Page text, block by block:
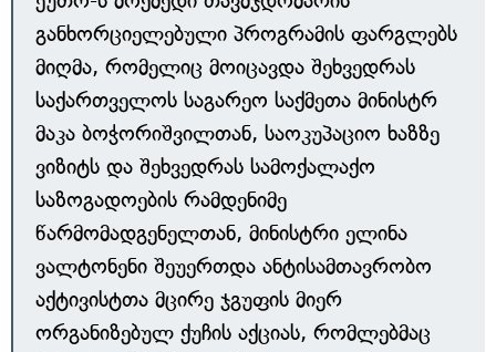
განხორციელებული პროგრამის ფარგლებს
მიღმა, რომელიც მოიცავდა შეხვედრას
საქართველოს საგარეო საქმეთა მინისტრ
მაკა ბოჭორიშვილთან, საოკუპაციო ხაზზე
ვიზიტს და შეხვედრას სამოქალაქო
საზოგადოების რამდენიმე
წარმომადგენელთან, მინისტრი ელინა
ვალტონენი შეუერთდა ანტისამთავრობო
აქტივისტთა მცირე ჯგუფის მიერ
ორგანიზებულ ქუჩის აქციას, რომლებმაც